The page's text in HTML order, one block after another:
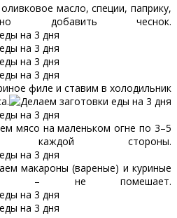
масло, специи, паприку,
добавить чеснок.
филе и ставим в холодильник
мясо на маленьком огне по 3–5
стороны.
макароны (вареные) и куриные
– не помешает.